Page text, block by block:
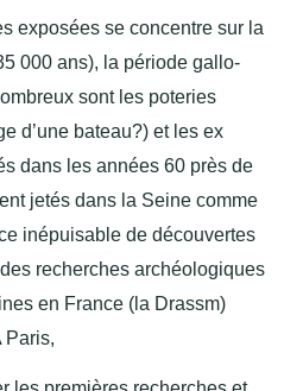
exposées se concentre sur la
000 ans), la période gallo-
sont les poteries
d’une bateau?) et les ex
dans les années 60 près de
jetés dans la Seine comme
inépuisable de découvertes
recherches archéologiques
en France (la Drassm)
Paris,